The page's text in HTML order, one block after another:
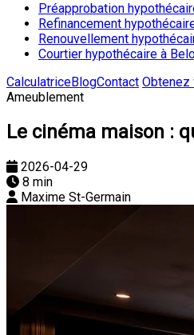
Préapprobation
Refinancement
Renouvellement
Courtier hypothécaire à
CalculatriceBlogContact Obtenez
Ameublement
Le cinéma maison :
2026-04-29
8 min
Maxime St-Germain